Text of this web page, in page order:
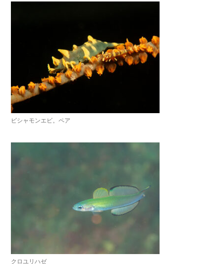
ビシャモンエビ。ペア
クロユリハゼ